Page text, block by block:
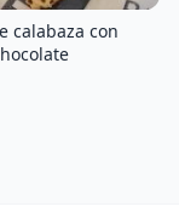
calabaza con